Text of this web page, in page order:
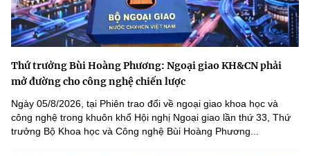
Thứ trưởng Bùi Hoàng Phương: Ngoại giao KH&CN phải
mở đường cho công nghệ chiến lược
Ngày 05/8/2026, tại Phiên trao đổi về ngoại giao khoa học và
công nghệ trong khuôn khổ Hội nghị Ngoại giao lần thứ 33, Thứ
trưởng Bộ Khoa học và Công nghệ Bùi Hoàng Phương...